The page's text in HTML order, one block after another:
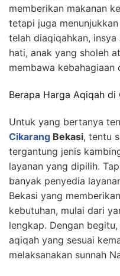
memberikan makanan
tetapi juga
telah diaqiqahkan,
hati, anak yang sholeh
membawa kebahagiaan
Berapa Harga Aqiqah di
Untuk yang bertanya
Cikarang Bekasi, tentu
tergantung jenis
layanan yang dipilih.
banyak penyedia
Bekasi yang
kebutuhan, mulai dari
lengkap. Dengan
aqiqah yang sesuai
melaksanakan sunnah